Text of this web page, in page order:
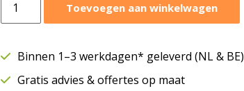
Ø125-
aftakking
125
Toevoegen aan winkelwagen
Binnen 1–3 werkdagen* geleverd (NL & BE)
Gratis advies & offertes op maat